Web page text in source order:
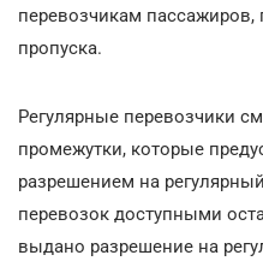
перевозчикам
пропуска.
Регулярные перевозчики
промежутки, которые
разрешением на
перевозок доступными
выдано разрешение на